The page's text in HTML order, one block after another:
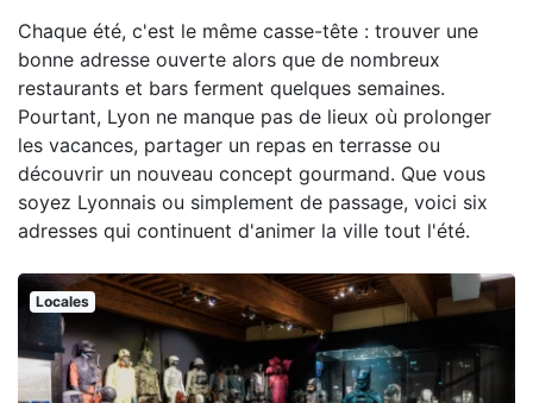
Chaque été, c'est le même casse-tête : trouver une
bonne adresse ouverte alors que de nombreux
restaurants et bars ferment quelques semaines.
Pourtant, Lyon ne manque pas de lieux où prolonger
les vacances, partager un repas en terrasse ou
découvrir un nouveau concept gourmand. Que vous
soyez Lyonnais ou simplement de passage, voici six
adresses qui continuent d'animer la ville tout l'été.
Locales